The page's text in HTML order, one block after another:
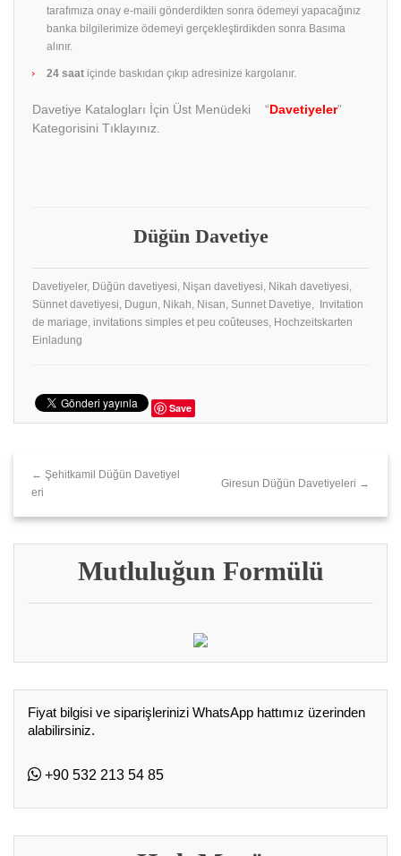
tarafımıza onay e-maili gönderdikten sonra ödemeyi yapacağınız
banka bilgilerimize ödemeyi gerçekleştirdikden sonra Basıma
alınır.
24 saat içinde baskıdan çıkıp adresinize kargolanır.
Davetiye Katalogları İçin Üst Menüdeki “Davetiyeler”
Kategorisini Tıklayınız.
Düğün Davetiye
Davetiyeler, Düğün davetiyesi, Nişan davetiyesi, Nikah davetiyesi,
Sünnet davetiyesi, Dugun, Nikah, Nisan, Sunnet Davetiye, Invitation
de mariage, invitations simples et peu coûteuses, Hochzeitskarten
Einladung
Save
← Şehitkamil Düğün Davetiyel
eri
Giresun Düğün Davetiyeleri →
Mutluluğun Formülü
Fiyat bilgisi ve siparişlerinizi WhatsApp hattımız üzerinden
alabilirsiniz.
+90 532 213 54 85